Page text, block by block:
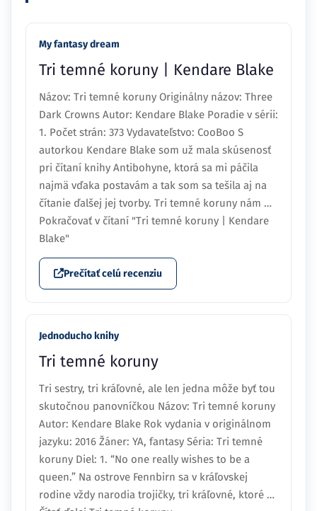
My fantasy dream
Tri temné koruny | Kendare Blake
Názov: Tri temné koruny Originálny názov: Three
Dark Crowns Autor: Kendare Blake Poradie v sérii:
1. Počet strán: 373 Vydavateľstvo: CooBoo S
autorkou Kendare Blake som už mala skúsenosť
pri čítaní knihy Antibohyne, ktorá sa mi páčila
najmä vďaka postavám a tak som sa tešila aj na
čítanie ďalšej jej tvorby. Tri temné koruny nám …
Pokračovať v čítaní "Tri temné koruny | Kendare
Blake"
Prečítať celú recenziu
Jednoducho knihy
Tri temné koruny
Tri sestry, tri kráľovné, ale len jedna môže byť tou
skutočnou panovníčkou Názov: Tri temné koruny
Autor: Kendare Blake Rok vydania v originálnom
jazyku: 2016 Žáner: YA, fantasy Séria: Tri temné
koruny Diel: 1. “No one really wishes to be a
queen.” Na ostrove Fennbirn sa v kráľovskej
rodine vždy narodia trojičky, tri kráľovné, ktoré …